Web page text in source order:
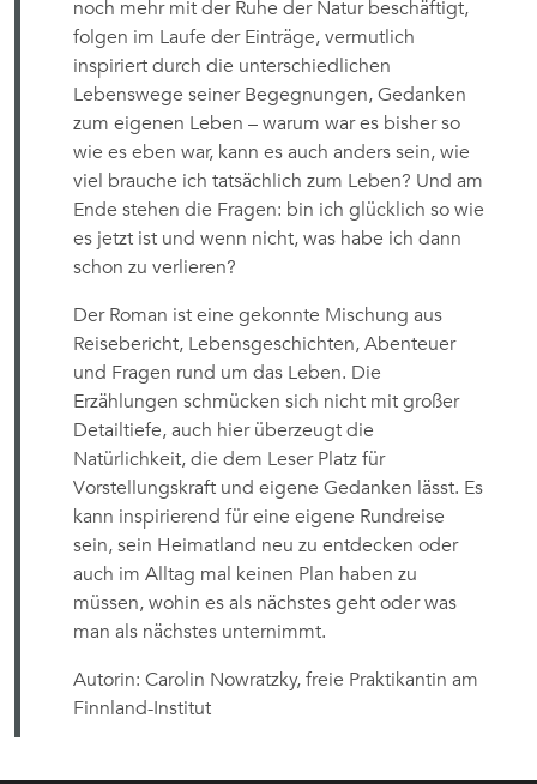
noch mehr mit der Ruhe der Natur beschäftigt,
folgen im Laufe der Einträge, vermutlich
inspiriert durch die unterschiedlichen
Lebenswege seiner Begegnungen, Gedanken
zum eigenen Leben – warum war es bisher so
wie es eben war, kann es auch anders sein, wie
viel brauche ich tatsächlich zum Leben? Und am
Ende stehen die Fragen: bin ich glücklich so wie
es jetzt ist und wenn nicht, was habe ich dann
schon zu verlieren?
Der Roman ist eine gekonnte Mischung aus
Reisebericht, Lebensgeschichten, Abenteuer
und Fragen rund um das Leben. Die
Erzählungen schmücken sich nicht mit großer
Detailtiefe, auch hier überzeugt die
Natürlichkeit, die dem Leser Platz für
Vorstellungskraft und eigene Gedanken lässt. Es
kann inspirierend für eine eigene Rundreise
sein, sein Heimatland neu zu entdecken oder
auch im Alltag mal keinen Plan haben zu
müssen, wohin es als nächstes geht oder was
man als nächstes unternimmt.
Autorin: Carolin Nowratzky, freie Praktikantin am
Finnland-Institut